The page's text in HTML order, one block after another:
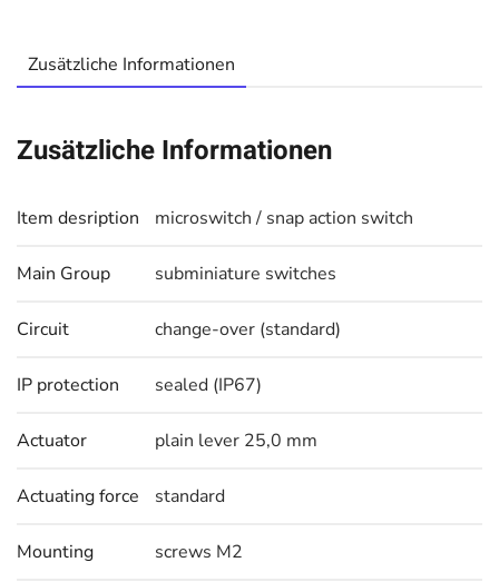
Zusätzliche Informationen
Zusätzliche Informationen
Item desription microswitch / snap action switch
Main Group subminiature switches
Circuit change-over (standard)
IP protection sealed (IP67)
Actuator plain lever 25,0 mm
Actuating force standard
Mounting screws M2